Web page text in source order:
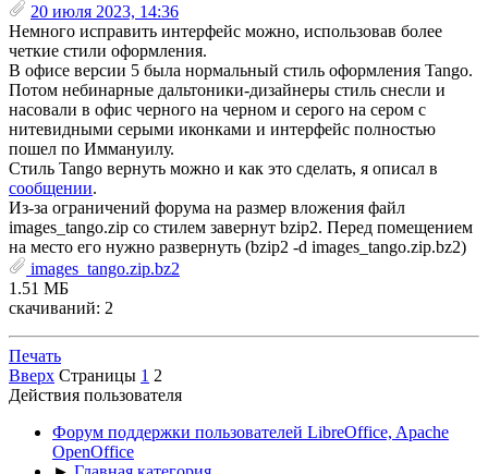
20 июля 2023, 14:36
Немного исправить интерфейс можно, использовав более
четкие стили оформления.
В офисе версии 5 была нормальный стиль оформления Tango.
Потом небинарные дальтоники-дизайнеры стиль снесли и
насовали в офис черного на черном и серого на сером с
нитевидными серыми иконками и интерфейс полностью
пошел по Иммануилу.
Стиль Tango вернуть можно и как это сделать, я описал в
сообщении.
Из-за ограничений форума на размер вложения файл
images_tango.zip со стилем завернут bzip2. Перед помещением
на место его нужно развернуть (bzip2 -d images_tango.zip.bz2)
images_tango.zip.bz2
1.51 МБ
скачиваний: 2
Печать
Вверх Страницы 1 2
Действия пользователя
Форум поддержки пользователей LibreOffice, Apache
OpenOffice